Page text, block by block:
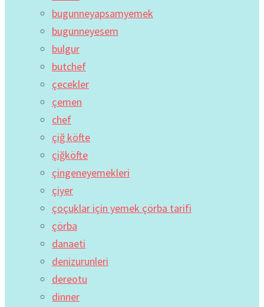
bugunneyapsamyemek
bugunneyesem
bulgur
butchef
çecekler
çemen
chef
çiğ köfte
çiğköfte
çingeneyemekleri
çiyer
çoçuklar için yemek çörba tarifi
çörba
danaeti
denizurunleri
dereotu
dinner